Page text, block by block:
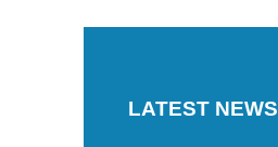
LATEST NEWS